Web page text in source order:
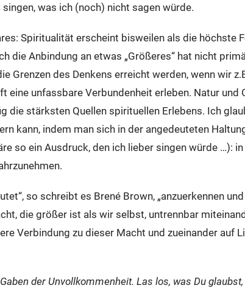
was ich (noch) nicht sagen würde.
Spiritualität erscheint bisweilen als die höchste
die Anbindung an etwas „Größeres“ hat nicht
Grenzen des Denkens erreicht werden, wenn wir
eine unfassbare Verbundenheit erleben. Natur und
die stärksten Quellen spirituellen Erlebens. Ich
kann, indem man sich in der angedeuteten
so ein Ausdruck, den ich lieber singen würde …):
so schreibt es Brené Brown, „anzuerkennen
die größer ist als wir selbst, untrennbar
Verbindung zu dieser Macht und zueinander auf
der Unvollkommenheit. Las los, was Du